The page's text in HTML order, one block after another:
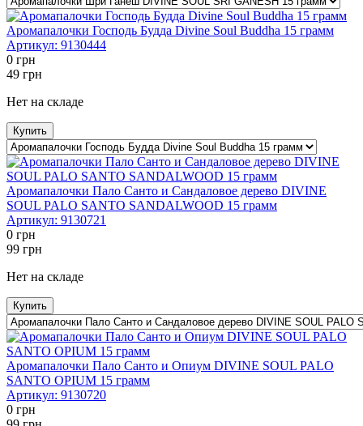
Аромапалочки Господь Будда Divine Soul Buddha 15 грамм
Артикул: 9130444
0 грн
49 грн
Нет на складе
Купить
Аромапалочки Пало Санто и Сандаловое дерево DIVINE
SOUL PALO SANTO SANDALWOOD 15 грамм
Артикул: 9130721
0 грн
99 грн
Нет на складе
Купить
Аромапалочки Пало Санто и Опиум DIVINE SOUL PALO
SANTO OPIUM 15 грамм
Артикул: 9130720
0 грн